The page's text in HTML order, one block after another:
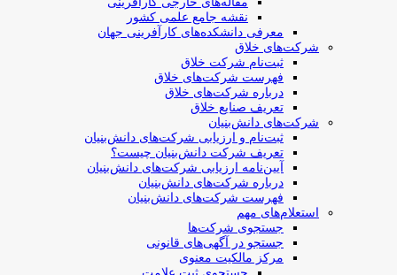
نقشه جامع علمی کشور
معرفی دانشکده‌های کارآفرینی جهان
شرکت‌های خلاق
ثبت‌نام شرکت خلاق
فهرست شرکت‌های خلاق
درباره شرکت‌های خلاق
تعریف صنایع خلاق
شرکت‌های دانش‌بنیان
ثبت‌نام و ارزیابی شرکت‌های دانش‌بنیان
تعریف شرکت دانش‌بنیان چیست؟
آیین‌نامه ارزیابی شرکت‌های دانش‌بنیان
درباره شرکت‌های دانش‌بنیان
فهرست شرکت‌های دانش‌بنیان
استعلام‌های مهم
جستجوی شرکت‌ها
جستجو در آگهی‌های قانونی
مرکز مالکیت معنوی